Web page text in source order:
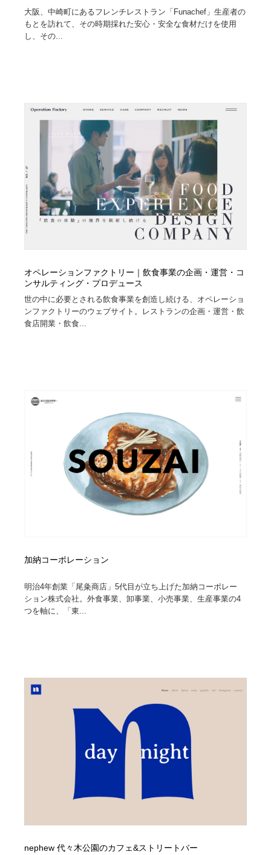
大阪、中崎町にあるフレンチレストラン「Funachef」生産者の
もとを訪れて、その時期採れた安心・安全な食材だけを使用
し、その...
オペレーションファクトリー｜飲食事業の企画・運営・コ
ンサルティング・プロデュース
世の中に必要とされる飲食事業を創造し続ける、オペレーショ
ンファクトリーのウェブサイト。レストランの企画・運営・飲
食店開業・飲食...
加納コーポレーション
明治4年創業「尾粂商店」5代目が立ち上げた加納コーポレー
ション株式会社。外食事業、卸事業、小売事業、生産事業の4
つを軸に、「東...
nephew 代々木公園のカフェ&ストリートバー